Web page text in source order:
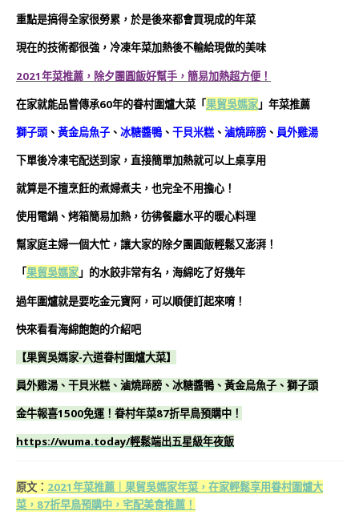
重點是搞得全家很勞累，於是後來都會買現成的年菜
現在的技術都很強，冷凍年菜加熱後不輸給現做的美味
2021年菜推薦，除夕團圓飯好幫手，簡易加熱超方便！
在家就能品嘗傳承60年的眷村圍爐大菜「果貿吳媽家」年菜推薦
獅子頭 、 黃金烏魚子 、 冰糖醬鴨、 干貝米糕 、 滷燒蹄膀 、 員外雞湯
下單後冷凍宅配送到家，直接簡單加熱就可以上桌享用
就算是不擅烹飪的煮婦煮夫，也完全不用擔心！
使用電鍋、烤箱簡易加熱，彷彿餐廳水平的暖心料理
幫家庭主婦一個大忙，讓大家的除夕團圓飯輕鬆又澎湃！
「果貿吳媽家」的水餃非常有名，海綿吃了好幾年
過年圍爐就是要吃金元寶阿，可以順便訂起來唷！
快來看看海綿飽飽的介紹吧
【果貿吳媽家-六道眷村圍爐大菜】
員外雞湯、干貝米糕、滷燒蹄膀、冰糖醬鴨、黃金烏魚子、獅子頭
金牛報喜1500免運！眷村年菜87折早鳥預購中！
https://wuma.today/輕鬆端出五星級年夜飯
原文： 2021年菜推薦｜果貿吳媽家年菜，在家輕鬆享用眷村圍爐大
菜，87折早鳥預購中，宅配美食推薦！